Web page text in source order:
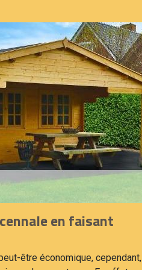
en faisant
être économique, cependant,